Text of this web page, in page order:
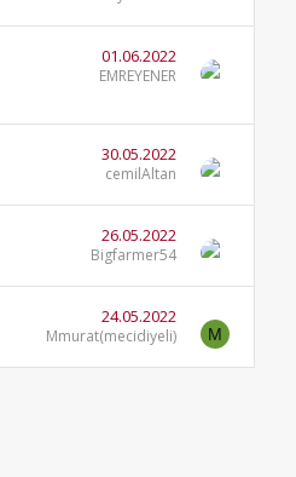
01.06.2022
EMREYENER
30.05.2022
cemilAltan
26.05.2022
Bigfarmer54
24.05.2022
Mmurat(mecidiyeli) M